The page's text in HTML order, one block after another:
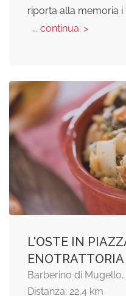
riporta alla memoria
... continua: >
L'OSTE IN
ENOTRATTORIA
Barberino di Mugello,
Distanza: 22,4 km